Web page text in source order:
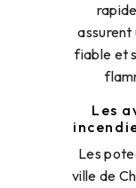
assurent
fiable et
Les
Les
ville de